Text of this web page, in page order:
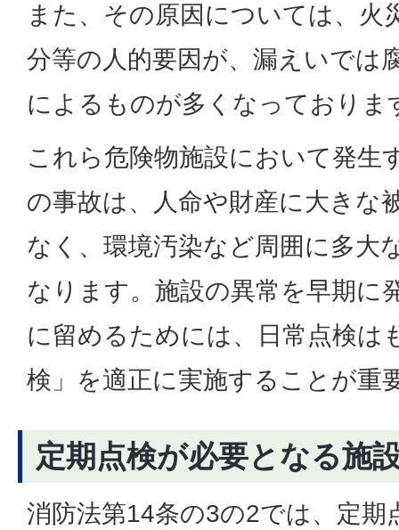
また、その原因については、火
分等の人的要因が、漏えいでは
によるものが多くなっておりま
これら危険物施設において発生
の事故は、人命や財産に大きな
なく、環境汚染など周囲に多大
なります。施設の異常を早期に
に留めるためには、日常点検は
検」を適正に実施することが重
定期点検が必要となる施
消防法第14条の3の2では、定期